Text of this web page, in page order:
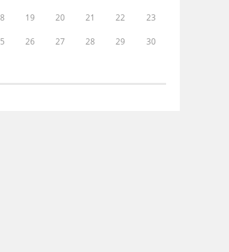
19 20 21 22 23
26 27 28 29 30